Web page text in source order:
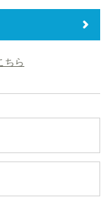
替
ちら